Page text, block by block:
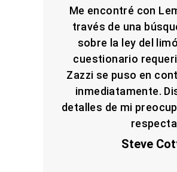
Me encontré con
través de una
sobre la ley del
cuestionario
Zazzi se puso en
inmediatamente.
detalles de mi
Steve